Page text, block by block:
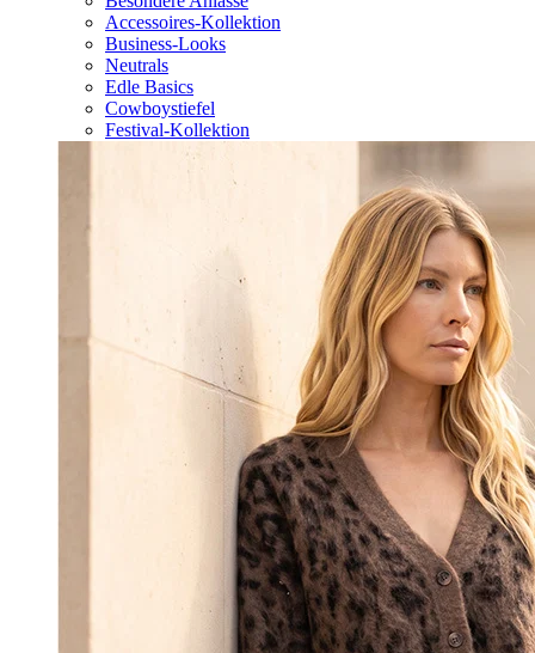
Accessoires-Kollektion
Business-Looks
Neutrals
Edle Basics
Cowboystiefel
Festival-Kollektion